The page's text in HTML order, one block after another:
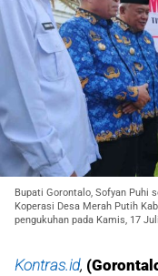
Bupati Gorontalo, Sofyan Puhi
Koperasi Desa Merah Putih
pengukuhan pada Kamis, 17
Kontras.id,